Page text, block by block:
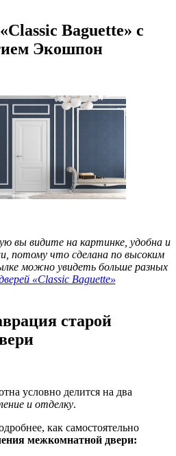
Baguette» с
Экошпон
вы видите на картинке, удобна и
потому что сделана по высоким
можно увидеть больше разных
«Classic Baguette»
старой
условно делится на два
и отделку.
как самостоятельно
межкомнатной двери: